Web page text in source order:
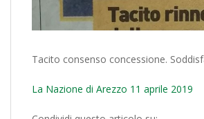
Tacito consenso concessione.
La Nazione di Arezzo 11 aprile 2019